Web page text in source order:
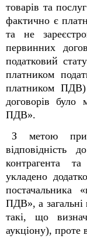
товарів та
фактично є
та не
первинних
податковий
платником
платником ПДВ)
договорів було
ПДВ».
З метою
відповідність
контрагента
укладено
постачальника
ПДВ», а загальні
такі, що
аукціону), проте